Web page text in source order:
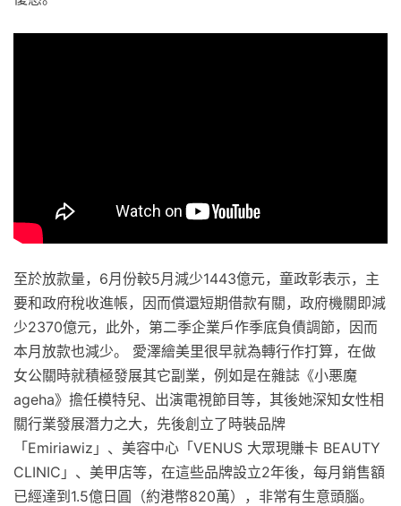
至於放款量，6月份較5月減少1443億元，童政彰表示，主
要和政府稅收進帳，因而償還短期借款有關，政府機關即減
少2370億元，此外，第二季企業戶作季底負債調節，因而
本月放款也減少。 愛澤繪美里很早就為轉行作打算，在做
女公關時就積極發展其它副業，例如是在雜誌《小悪魔
ageha》擔任模特兒、出演電視節目等，其後她深知女性相
關行業發展潛力之大，先後創立了時裝品牌
「Emiriawiz」、美容中心「VENUS 大眾現賺卡 BEAUTY
CLINIC」、美甲店等，在這些品牌設立2年後，每月銷售額
已經達到1.5億日圓（約港幣820萬），非常有生意頭腦。